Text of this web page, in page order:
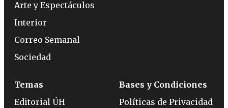
Arte y Espectáculos
Interior
Correo Semanal
Sociedad
Temas
Editorial ÚH
Bases y Condiciones
Políticas de Privacidad